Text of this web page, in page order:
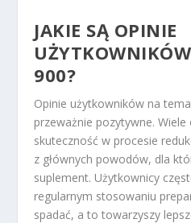
JAKIE SĄ OPINIE
900?
Opinie użytkowników na
przeważnie pozytywne.
skuteczność w procesie
z głównych powodów, dla
suplement. Użytkownicy
regularnym stosowaniu
spadać, a to towarzyszy